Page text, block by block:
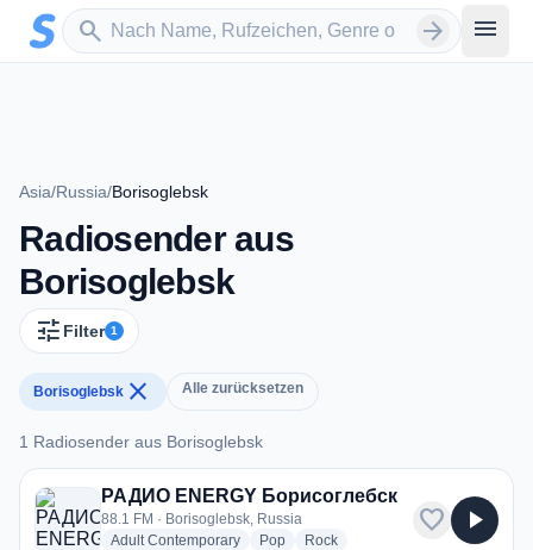
Zum Hauptinhalt springen
search
Sender suchen arrow_forward menu
Asia/Russia/Borisoglebsk
Radiosender aus
Borisoglebsk
tune Filter 1
Borisoglebsk close Alle zurücksetzen
1 Radiosender aus Borisoglebsk
1 Radiosender aus Borisoglebsk
РАДИО ENERGY Борисоглебск
88.1 FM · Borisoglebsk, Russia
Adult Contemporaryradio stations
Popradio stations
Rockradio stations
favorite play_arrow